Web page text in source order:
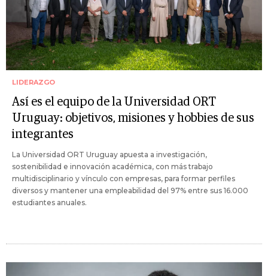
LIDERAZGO
Así es el equipo de la Universidad ORT
Uruguay: objetivos, misiones y hobbies de sus
integrantes
La Universidad ORT Uruguay apuesta a investigación,
sostenibilidad e innovación académica, con más trabajo
multidisciplinario y vínculo con empresas, para formar perfiles
diversos y mantener una empleabilidad del 97% entre sus 16.000
estudiantes anuales.